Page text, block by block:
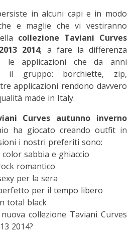
in alcuni capi e in modo
e maglie che vi vestiranno
collezione Taviani Curves
2014; a fare la differenza
applicazioni che da anni
il gruppo: borchiette, zip,
applicazioni rendono davvero
made in Italy.
Curves autunno inverno
ha giocato creando outfit in
i nostri preferiti sono:
sabbia e ghiaccio
romantico
per la sera
per il tempo libero
total black
collezione Taviani Curves
2014?